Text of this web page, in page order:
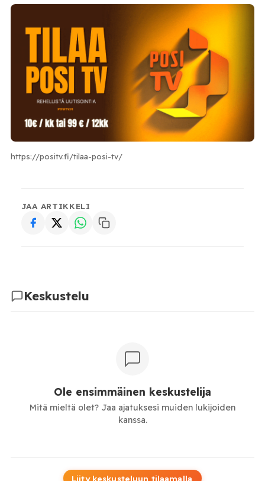
https://positv.fi/tilaa-posi-tv/
JAA ARTIKKELI
Keskustelu
Ole ensimmäinen keskustelija
Mitä mieltä olet? Jaa ajatuksesi muiden lukijoiden
kanssa.
Liity keskusteluun tilaamalla